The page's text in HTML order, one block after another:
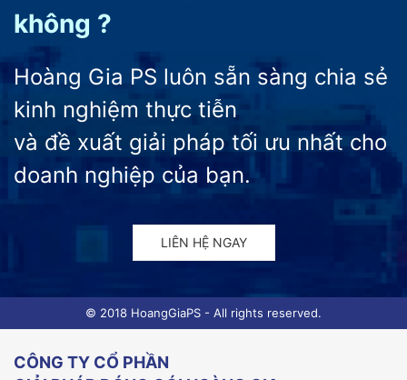
không ?
Hoàng Gia PS luôn sẵn sàng chia sẻ
kinh nghiệm thực tiễn
và đề xuất giải pháp tối ưu nhất cho
doanh nghiệp của bạn.
LIÊN HỆ NGAY
© 2018 HoangGiaPS - All rights reserved.
CÔNG TY CỔ PHẦN